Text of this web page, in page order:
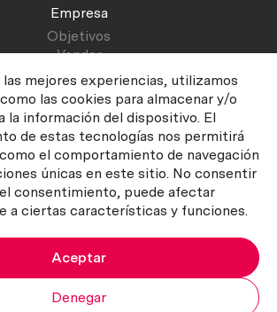
las mejores experiencias, utilizamos
las cookies para almacenar y/o
la información del dispositivo. El
de estas tecnologías nos permitirá
el comportamiento de navegación
únicas en este sitio. No consentir
consentimiento, puede afectar
a ciertas características y funciones.
Aceptar
Denegar
Empresa
Objetivos
Vender
Atención al cliente
Contactar
Manual del vendedor
Política de Cookies
S.L. Todos los derechos reservados.